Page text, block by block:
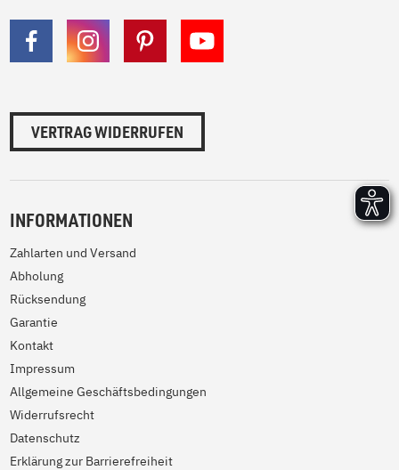
VERTRAG WIDERRUFEN
INFORMATIONEN
Zahlarten und Versand
Abholung
Rücksendung
Garantie
Kontakt
Impressum
Allgemeine Geschäftsbedingungen
Widerrufsrecht
Datenschutz
Erklärung zur Barrierefreiheit